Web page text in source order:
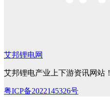
艾邦锂电网
艾邦锂电产业上下游资讯网站！
粤ICP备2022145326号